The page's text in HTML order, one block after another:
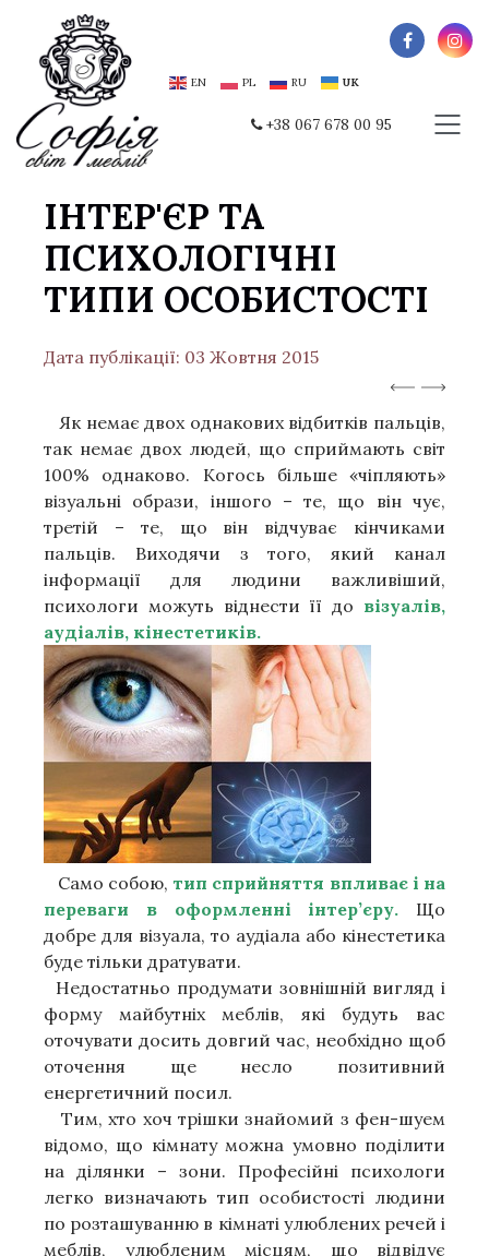
EN PL RU UK
+38 067 678 00 95
ІНТЕР'ЄР ТА
ПСИХОЛОГІЧНІ
ТИПИ ОСОБИСТОСТІ
Дата публікації: 03 Жовтня 2015
Як немає двох однакових відбитків пальців,
так немає двох людей, що сприймають світ
100% однаково. Когось більше «чіпляють»
візуальні образи, іншого – те, що він чує,
третій – те, що він відчуває кінчиками
пальців. Виходячи з того, який канал
інформації для людини важливіший,
психологи можуть віднести її до візуалів,
аудіалів, кінестетиків.
Само собою, тип сприйняття впливає і на
переваги в оформленні інтер’єру. Що
добре для візуала, то аудіала або кінестетика
буде тільки дратувати.
Недостатньо продумати зовнішній вигляд і
форму майбутніх меблів, які будуть вас
оточувати досить довгий час, необхідно щоб
оточення ще несло позитивний
енергетичний посил.
Тим, хто хоч трішки знайомий з фен-шуем
відомо, що кімнату можна умовно поділити
на ділянки – зони. Професійні психологи
легко визначають тип особистості людини
по розташуванню в кімнаті улюблених речей і
меблів, улюбленим місцям, що відвідує